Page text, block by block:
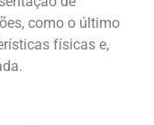
como o último
físicas e,